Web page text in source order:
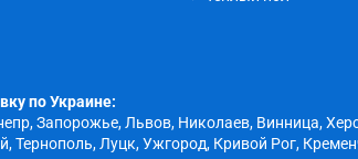
по Украине:
Запорожье, Львов, Николаев, Винница,
Тернополь, Луцк, Ужгород, Кривой Рог,